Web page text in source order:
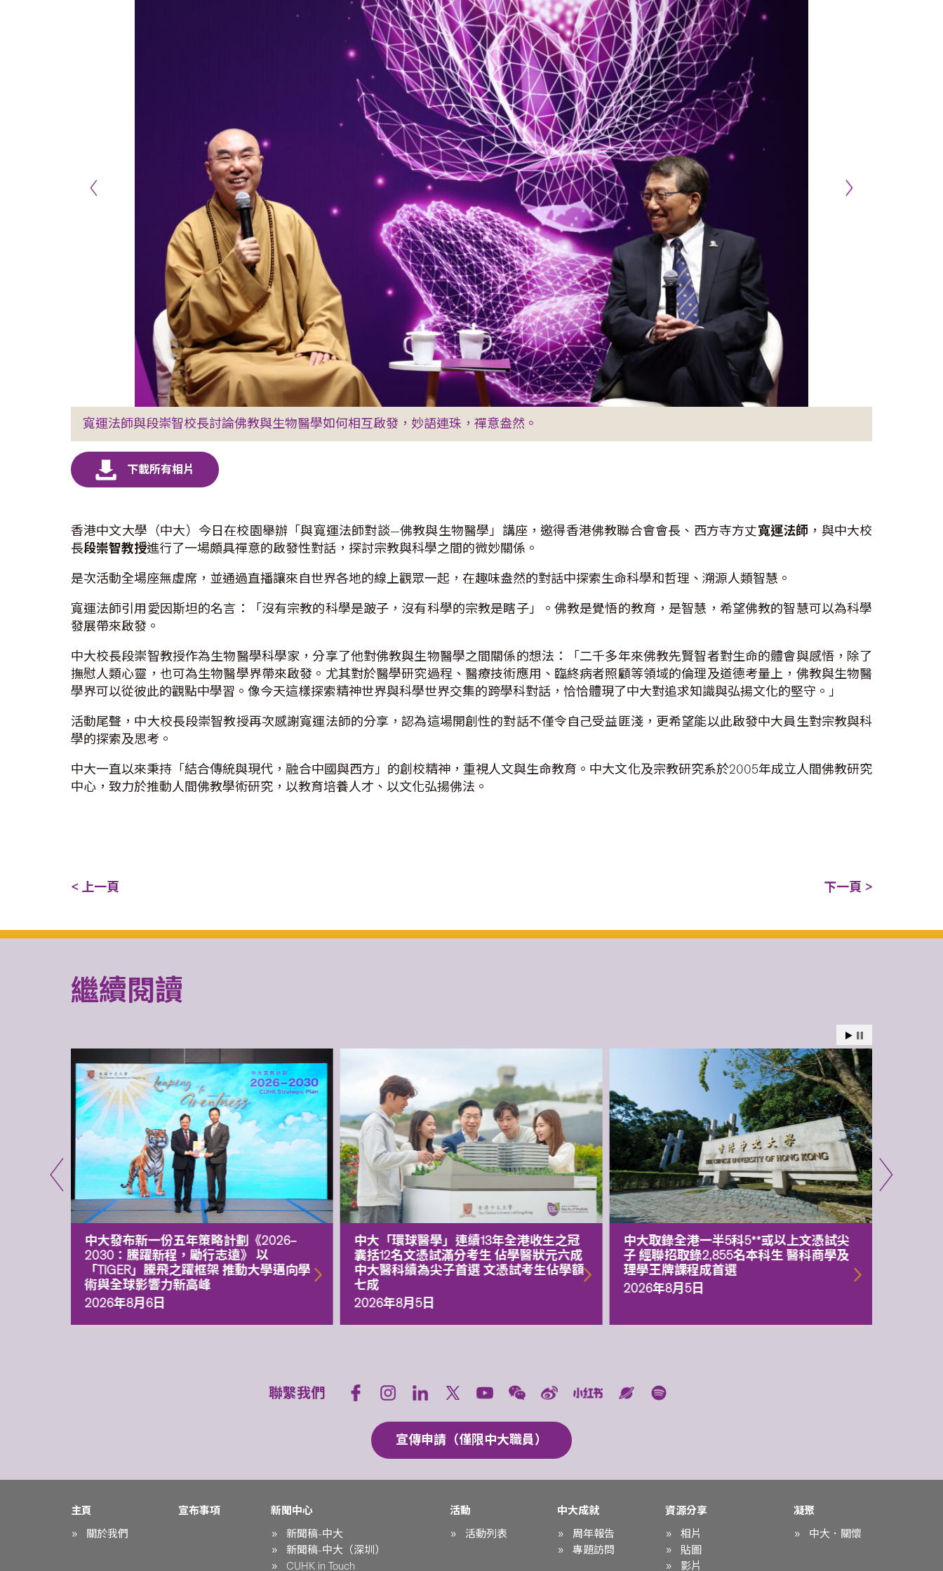
寬運法師與段崇智校長討論佛教與生物醫學如何相互啟發，妙語連珠，禪意盎然。
香港中文大學（中大）今日在校園舉辦「與寬運法師對談—佛教與生物醫學」講座，邀得香港佛教聯合會會長、西方寺方丈寬運法師 ，與中大校
長段崇智教授進行了一場頗具禪意的啟發性對話，探討宗教與科學之間的微妙關係。
是次活動全場座無虛席，並通過直播讓來自世界各地的線上觀眾一起，在趣味盎然的對話中探索生命科學和哲理、溯源人類智慧。
寬運法師引用愛因斯坦的名言：「沒有宗教的科學是跛子，沒有科學的宗教是瞎子」。佛教是覺悟的教育，是智慧，希望佛教的智慧可以為科學
發展帶來啟發。
中大校長段崇智教授作為生物醫學科學家，分享了他對佛教與生物醫學之間關係的想法：「二千多年來佛教先賢智者對生命的體會與感悟，除了
撫慰人類心靈，也可為生物醫學界帶來啟發。尤其對於醫學研究過程、醫療技術應用、臨終病者照顧等領域的倫理及道德考量上，佛教與生物醫
學界可以從彼此的觀點中學習。像今天這樣探索精神世界與科學世界交集的跨學科對話，恰恰體現了中大對追求知識與弘揚文化的堅守。」
活動尾聲，中大校長段崇智教授再次感謝寬運法師的分享，認為這場開創性的對話不僅令自己受益匪淺，更希望能以此啟發中大員生對宗教與科
學的探索及思考。
中大一直以來秉持「結合傳統與現代，融合中國與西方」的創校精神，重視人文與生命教育。中大文化及宗教研究系於2005年成立人間佛教研究
中心，致力於推動人間佛教學術研究，以教育培養人才、以文化弘揚佛法。
< 上一頁 下一頁 >
繼續閱讀
中大發布新一份五年策略計劃《2026‒
2030：騰躍新程，勵行志遠》 以
「TIGER」騰飛之躍框架 推動大學邁向學
術與全球影響力新高峰
2026年8月6日
中大「環球醫學」連續13年全港收生之冠
囊括12名文憑試滿分考生 佔學醫狀元六成
中大醫科續為尖子首選 文憑試考生佔學額
七成
2026年8月5日
中大取錄全港一半5科5**或以上文憑試尖
子 經聯招取錄2,855名本科生 醫科商學及
理學王牌課程成首選
2026年8月5日
聯繫我們
宣傳申請（僅限中大職員）
主頁
關於我們
宣布事項
新聞中心
新聞稿-中大
新聞稿-中大（深圳）
CUHK in Touch
活動
活動列表
中大成就
周年報告
專題訪問
資源分享
相片
貼圖
影片
凝聚
中大．關懷